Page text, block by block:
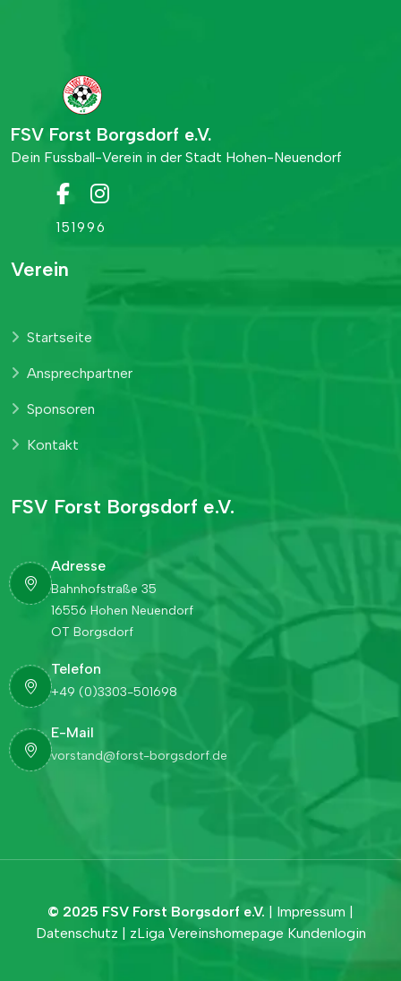
FSV Forst Borgsdorf e.V.
Dein Fussball-Verein in der Stadt Hohen-Neuendorf
1 51 996
Verein
Startseite
Ansprechpartner
Sponsoren
Kontakt
FSV Forst Borgsdorf e.V.
Adresse
Bahnhofstraße 35
16556 Hohen Neuendorf
OT Borgsdorf
Telefon
+49 (0)3303-501698
E-Mail
vorstand@forst-borgsdorf.de
© 2025 FSV Forst Borgsdorf e.V. Impressum
Datenschutz
zLiga Vereinshomepage Kundenlogin